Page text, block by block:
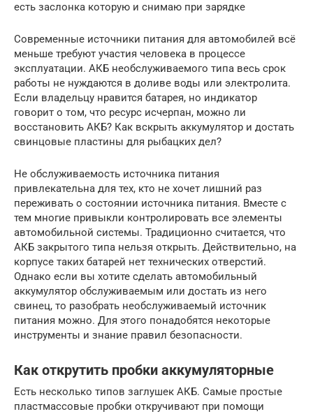
есть заслонка которую и снимаю при зарядке
Современные источники питания для автомобилей всё
меньше требуют участия человека в процессе
эксплуатации. АКБ необслуживаемого типа весь срок
работы не нуждаются в доливе воды или электролита.
Если владельцу нравится батарея, но индикатор
говорит о том, что ресурс исчерпан, можно ли
восстановить АКБ? Как вскрыть аккумулятор и достать
свинцовые пластины для рыбацких дел?
Не обслуживаемость источника питания
привлекательна для тех, кто не хочет лишний раз
переживать о состоянии источника питания. Вместе с
тем многие привыкли контролировать все элементы
автомобильной системы. Традиционно считается, что
АКБ закрытого типа нельзя открыть. Действительно, на
корпусе таких батарей нет технических отверстий.
Однако если вы хотите сделать автомобильный
аккумулятор обслуживаемым или достать из него
свинец, то разобрать необслуживаемый источник
питания можно. Для этого понадобятся некоторые
инструменты и знание правил безопасности.
Как открутить пробки аккумуляторные
Есть несколько типов заглушек АКБ. Самые простые
пластмассовые пробки откручивают при помощи